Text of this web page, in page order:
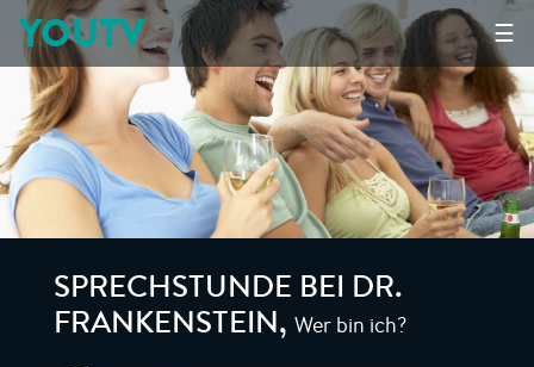
☰
YOUTV
SPRECHSTUNDE BEI DR.
FRANKENSTEIN, Wer bin ich?